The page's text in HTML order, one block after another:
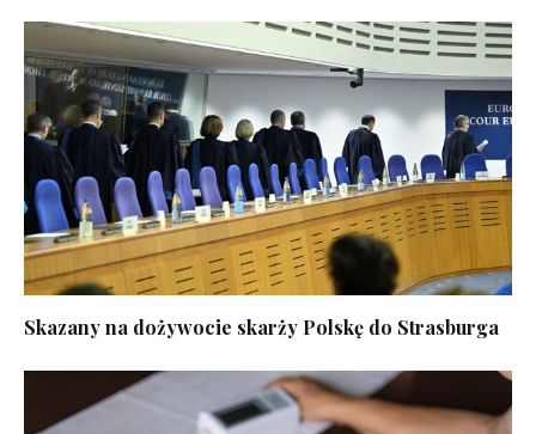
Skazany na dożywocie skarży Polskę do Strasburga